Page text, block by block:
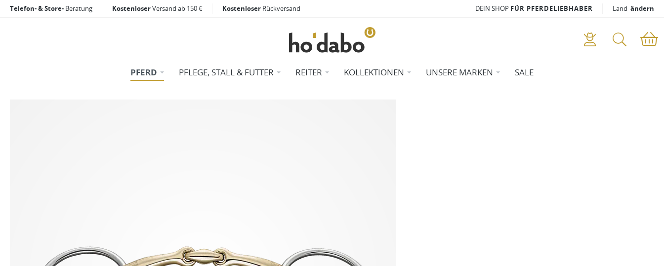
Telefon- & Store- Beratung KostenloserVersand ab 150 € Kostenloser Rückversand DEIN SHOP FÜR PFERDELIEBHABER Land ändern
PFERD PFLEGE, STALL & FUTTER REITER KOLLEKTIONEN UNSERE MARKEN SALE